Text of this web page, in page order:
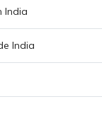
India
India